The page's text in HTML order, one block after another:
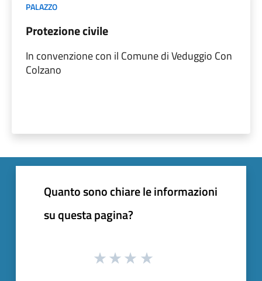
PALAZZO
Protezione civile
In convenzione con il Comune di Veduggio Con
Colzano
Quanto sono chiare le informazioni
su questa pagina?